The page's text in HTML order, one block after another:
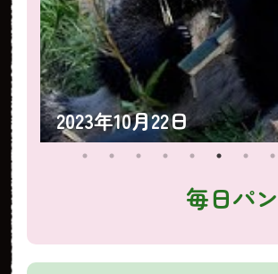
2023年10月22日
毎日パ